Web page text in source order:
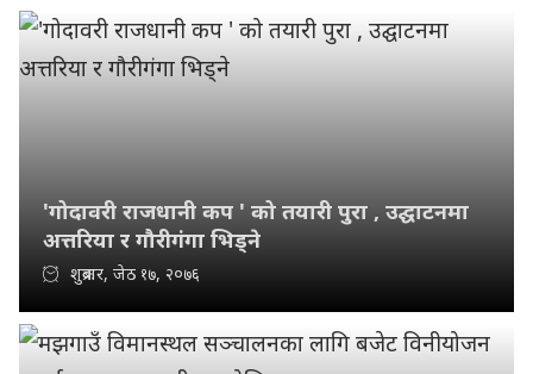
'गोदावरी राजधानी कप ' को तयारी पुरा , उद्घाटनमा
अत्तरिया र गौरीगंगा भिड्ने
शुक्रबार, जेठ १७, २०७६